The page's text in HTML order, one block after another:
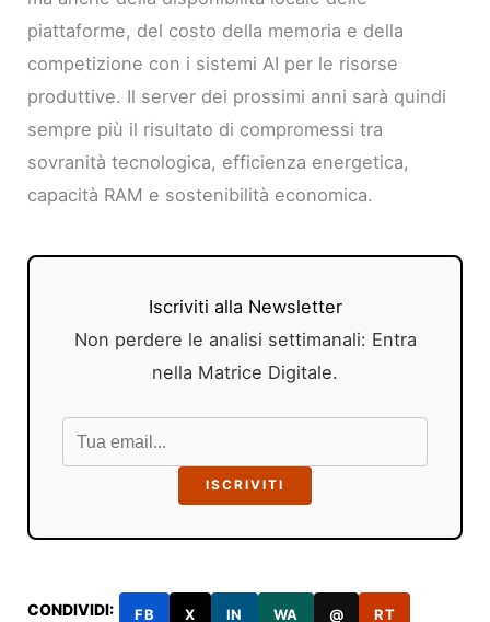
piattaforme, del costo della memoria e della
competizione con i sistemi AI per le risorse
produttive. Il server dei prossimi anni sarà quindi
sempre più il risultato di compromessi tra
sovranità tecnologica, efficienza energetica,
capacità RAM e sostenibilità economica.
Iscriviti alla Newsletter
Non perdere le analisi settimanali: Entra
nella Matrice Digitale.
ISCRIVITI
CONDIVIDI: FB X IN WA @ RT